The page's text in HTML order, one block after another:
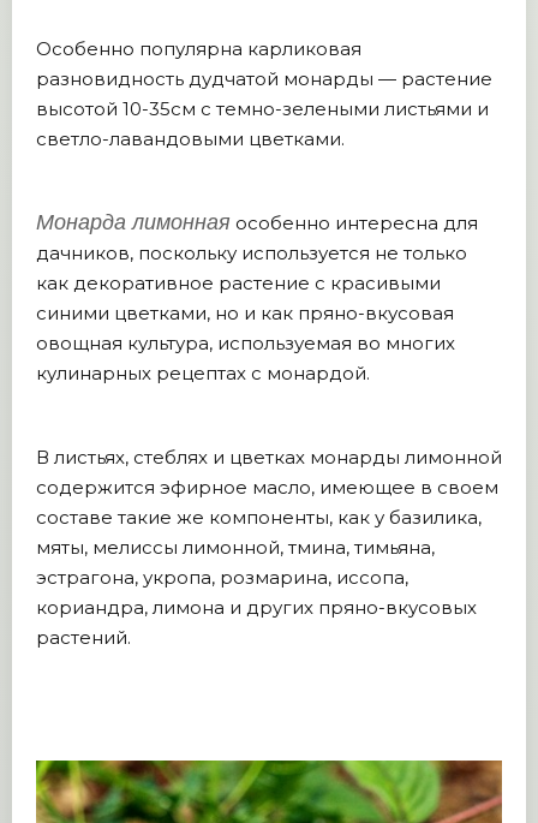
Особенно популярна карликовая
разновидность дудчатой монарды — растение
высотой 10-35см с темно-зелеными листьями и
светло-лавандовыми цветками.
Монарда лимонная особенно интересна для
дачников, поскольку используется не только
как декоративное растение с красивыми
синими цветками, но и как пряно-вкусовая
овощная культура, используемая во многих
кулинарных рецептах с монардой.
В листьях, стеблях и цветках монарды лимонной
содержится эфирное масло, имеющее в своем
составе такие же компоненты, как у базилика,
мяты, мелиссы лимонной, тмина, тимьяна,
эстрагона, укропа, розмарина, иссопа,
кориандра, лимона и других пряно-вкусовых
растений.